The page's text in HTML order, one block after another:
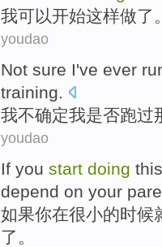
我可以开始这样做了。
youdao
Not sure I've ever
training.
我不确定我是否跑过
youdao
If you start doing this
depend on your
如果你在很小的时候
了。